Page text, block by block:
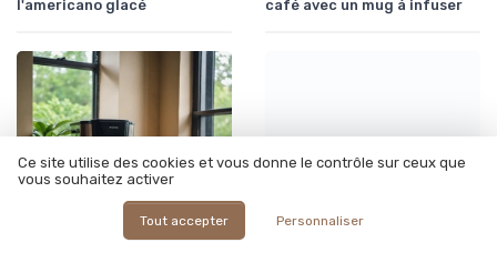
l'americano glacé
café avec un mug à infuser
votre...
Ce site utilise des cookies et vous donne le contrôle sur ceux que
vous souhaitez activer
Tout accepter Personnaliser